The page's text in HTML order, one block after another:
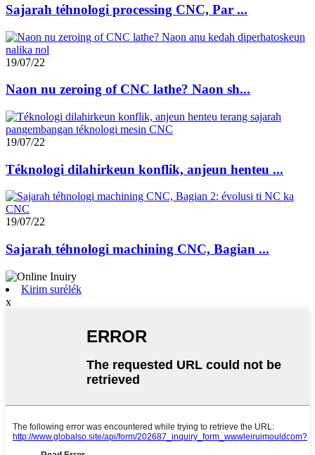
Sajarah téhnologi processing CNC, Par ...
19/07/22
Naon nu zeroing of CNC lathe? Naon sh...
19/07/22
Téknologi dilahirkeun konflik, anjeun henteu ...
19/07/22
Sajarah téhnologi machining CNC, Bagian ...
Kirim surélék
x